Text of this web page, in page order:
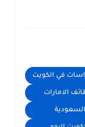
في الكويت
الامارات